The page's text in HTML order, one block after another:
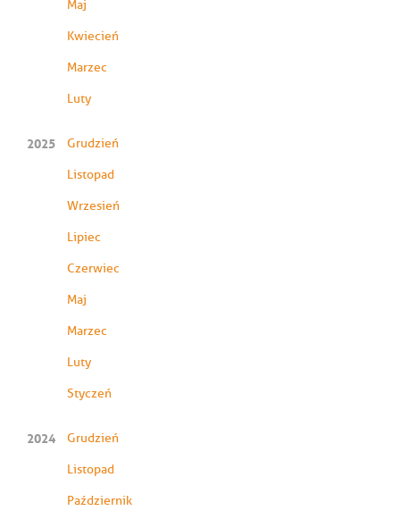
Maj
Kwiecień
Marzec
Luty
2025 Grudzień
Listopad
Wrzesień
Lipiec
Czerwiec
Maj
Marzec
Luty
Styczeń
2024 Grudzień
Listopad
Październik